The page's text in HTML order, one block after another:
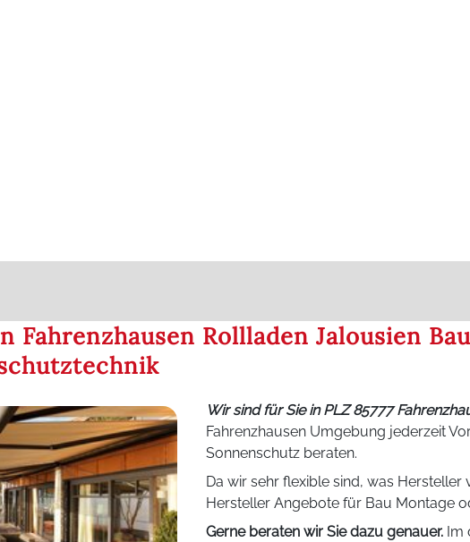
Fahrenzhausen Rollladen Jalousien
Wir sind für Sie in PLZ 85777
Fahrenzhausen Umgebung jederzeit
Sonnenschutz beraten.
Da wir sehr flexible sind, was
Hersteller Angebote für Bau Montage
Gerne beraten wir Sie dazu genauer. Im